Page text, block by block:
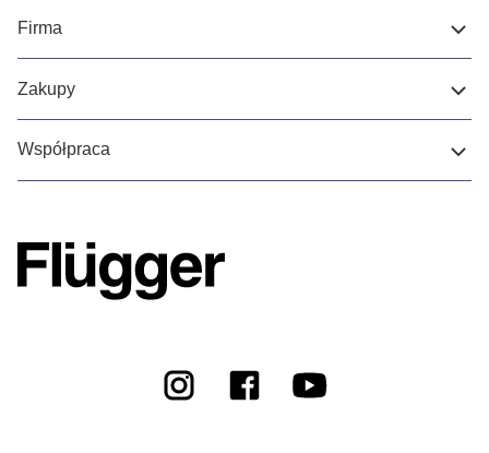
Firma
Zakupy
Współpraca